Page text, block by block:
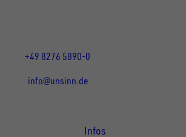
+49 8276 5890-0
info@unsinn.de
Infos